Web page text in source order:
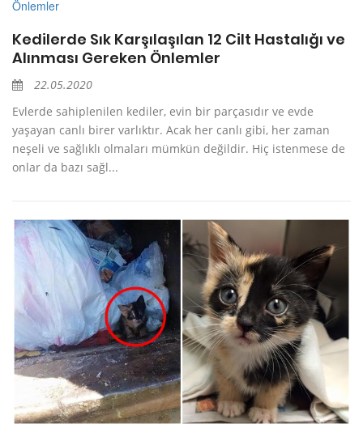
Kedilerde Sık Karşılaşılan 12 Cilt Hastalığı ve
Alınması Gereken Önlemler
22.05.2020
Evlerde sahiplenilen kediler, evin bir parçasıdır ve evde
yaşayan canlı birer varlıktır. Acak her canlı gibi, her zaman
neşeli ve sağlıklı olmaları mümkün değildir. Hiç istenmese de
onlar da bazı sağl...